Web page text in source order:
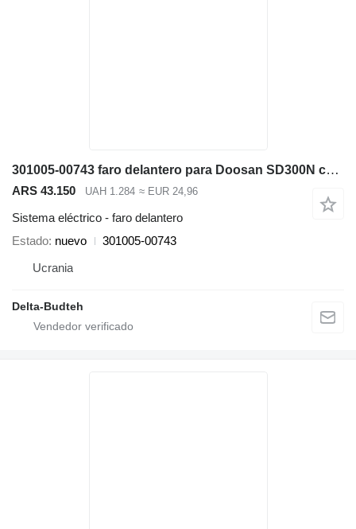
301005-00743 faro delantero para Doosan SD300N cargadora de ruedas
ARS 43.150 UAH 1.284 ≈ EUR 24,96
Sistema eléctrico - faro delantero
Estado nuevo
301005-00743
Ucrania
Delta-Budteh